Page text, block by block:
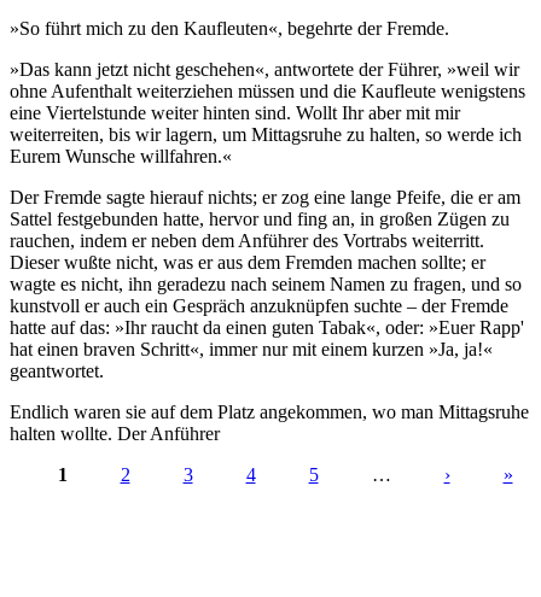
»So führt mich zu den Kaufleuten«, begehrte der Fremde.
»Das kann jetzt nicht geschehen«, antwortete der Führer, »weil wir
ohne Aufenthalt weiterziehen müssen und die Kaufleute wenigstens
eine Viertelstunde weiter hinten sind. Wollt Ihr aber mit mir
weiterreiten, bis wir lagern, um Mittagsruhe zu halten, so werde ich
Eurem Wunsche willfahren.«
Der Fremde sagte hierauf nichts; er zog eine lange Pfeife, die er am
Sattel festgebunden hatte, hervor und fing an, in großen Zügen zu
rauchen, indem er neben dem Anführer des Vortrabs weiterritt.
Dieser wußte nicht, was er aus dem Fremden machen sollte; er
wagte es nicht, ihn geradezu nach seinem Namen zu fragen, und so
kunstvoll er auch ein Gespräch anzuknüpfen suchte – der Fremde
hatte auf das: »Ihr raucht da einen guten Tabak«, oder: »Euer Rapp'
hat einen braven Schritt«, immer nur mit einem kurzen »Ja, ja!«
geantwortet.
Endlich waren sie auf dem Platz angekommen, wo man Mittagsruhe
halten wollte. Der Anführer
1 2 3 4 5 … › »